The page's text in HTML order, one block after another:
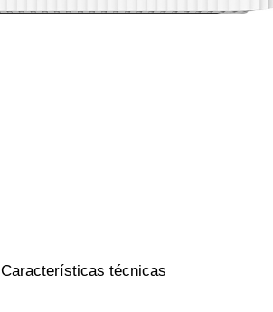
Características técnicas